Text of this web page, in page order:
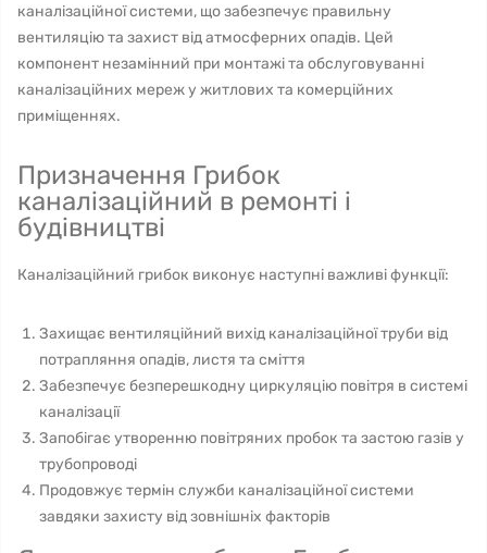
каналізаційної системи, що забезпечує правильну
вентиляцію та захист від атмосферних опадів. Цей
компонент незамінний при монтажі та обслуговуванні
каналізаційних мереж у житлових та комерційних
приміщеннях.
Призначення Грибок
каналізаційний в ремонті і
будівництві
Каналізаційний грибок виконує наступні важливі функції:
Захищає вентиляційний вихід каналізаційної труби від
потрапляння опадів, листя та сміття
Забезпечує безперешкодну циркуляцію повітря в системі
каналізації
Запобігає утворенню повітряних пробок та застою газів у
трубопроводі
Продовжує термін служби каналізаційної системи
завдяки захисту від зовнішніх факторів